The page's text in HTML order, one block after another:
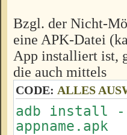
Bzgl. der Nicht-
eine APK-Datei
App installiert ist,
die auch mittels
CODE: ALLES
adb install --
appname.apk